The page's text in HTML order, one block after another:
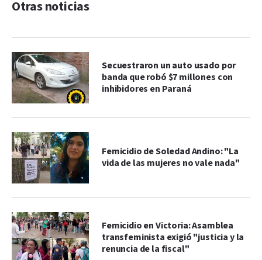
Otras noticias
Secuestraron un auto usado por
banda que robó $7 millones con
inhibidores en Paraná
Femicidio de Soledad Andino: "La
vida de las mujeres no vale nada"
Femicidio en Victoria: Asamblea
transfeminista exigió "justicia y la
renuncia de la fiscal"